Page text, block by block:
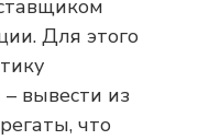
Для этого
вывести из
что